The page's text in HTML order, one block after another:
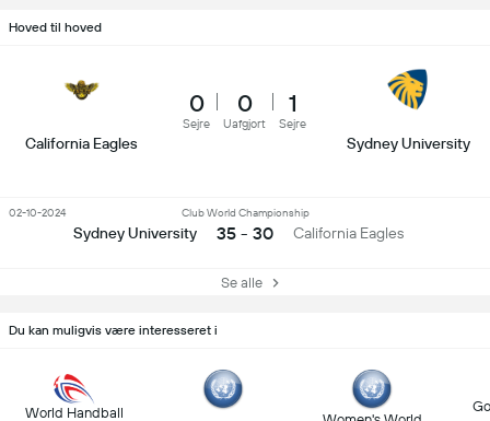
Hoved til hoved
California Eagles
0
Sejre
0
Uafgjort
1
Sejre
Sydney University
Sydney University
Club World Championship
35 - 30 California Eagles
02-10-2024
Se alle
Du kan muligvis være interesseret i
World Handball